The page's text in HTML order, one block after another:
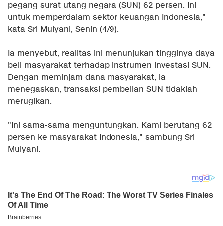
pegang surat utang negara (SUN) 62 persen. Ini
untuk memperdalam sektor keuangan Indonesia,"
kata Sri Mulyani, Senin (4/9).
Ia menyebut, realitas ini menunjukan tingginya daya
beli masyarakat terhadap instrumen investasi SUN.
Dengan meminjam dana masyarakat, ia
menegaskan, transaksi pembelian SUN tidaklah
merugikan.
"Ini sama-sama menguntungkan. Kami berutang 62
persen ke masyarakat Indonesia," sambung Sri
Mulyani.